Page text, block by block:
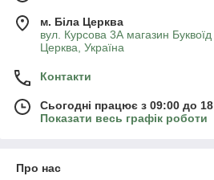
м. Біла Церква
вул. Курсова 3А магазин Буквоїд
Церква, Україна
Контакти
Сьогодні працює з 09:00 до
Показати весь графік роботи
Про нас